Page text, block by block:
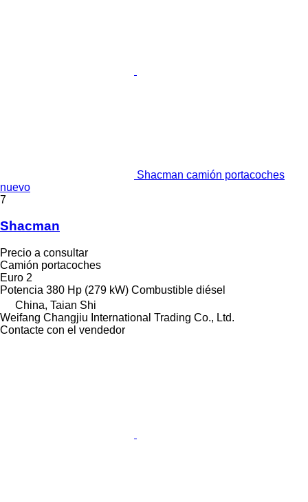
Shacman camión portacoches
nuevo
7
Shacman
Precio a consultar
Camión portacoches
Euro 2
Potencia 380 Hp (279 kW) Combustible diésel
China, Taian Shi
Weifang Changjiu International Trading Co., Ltd.
Contacte con el vendedor